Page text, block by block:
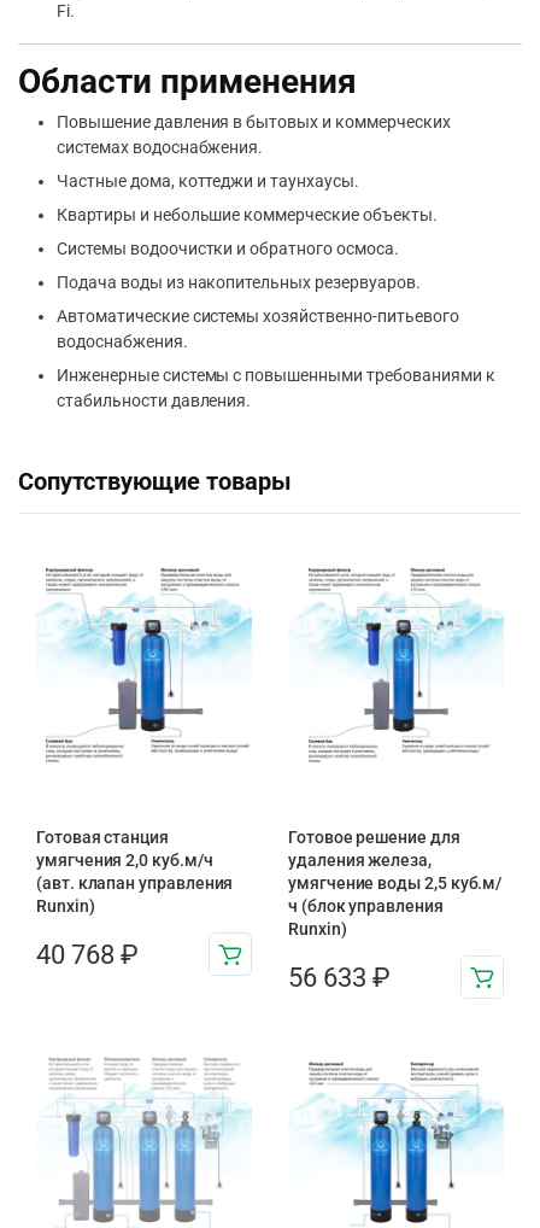
Fi.
Области применения
Повышение давления в бытовых и коммерческих
системах водоснабжения.
Частные дома, коттеджи и таунхаусы.
Квартиры и небольшие коммерческие объекты.
Системы водоочистки и обратного осмоса.
Подача воды из накопительных резервуаров.
Автоматические системы хозяйственно-питьевого
водоснабжения.
Инженерные системы с повышенными требованиями к
стабильности давления.
Сопутствующие товары
Готовая станция
умягчения 2,0 куб.м/ч
(авт. клапан управления
Runxin)
40 768 ₽
Готовое решение для
удаления железа,
умягчение воды 2,5 куб.м/
ч (блок управления
Runxin)
56 633 ₽